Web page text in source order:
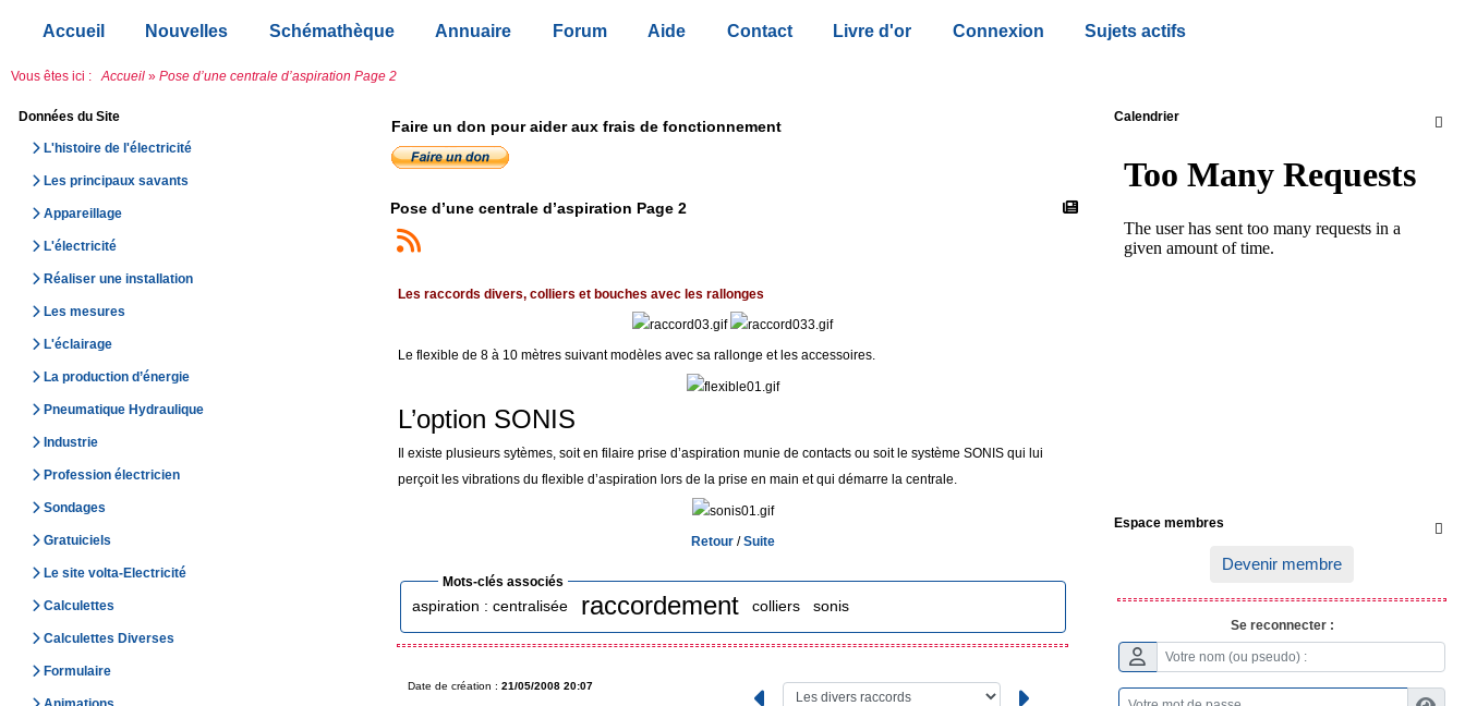
Accueil Nouvelles Schémathèque Annuaire Forum Aide Contact Livre d'or Connexion Sujets actifs
Vous êtes ici : Accueil » Pose d’une centrale d’aspiration Page 2
Données du Site
L'histoire de l'électricité
Les principaux savants
Appareillage
L'électricité
Réaliser une installation
Les mesures
L'éclairage
La production d’énergie
Pneumatique Hydraulique
Industrie
Profession électricien
Sondages
Gratuiciels
Le site volta-Electricité
Calculettes
Calculettes Diverses
Formulaire
Faire un don pour aider aux frais de fonctionnement
Pose d’une centrale d’aspiration Page 2
Les raccords divers, colliers et bouches avec les rallonges
Le flexible de 8 à 10 mètres suivant modèles avec sa rallonge et les accessoires.
L’option SONIS
Il existe plusieurs sytèmes, soit en filaire prise d’aspiration munie de contacts ou soit le système SONIS qui lui
perçoit les vibrations du flexible d’aspiration lors de la prise en main et qui démarre la centrale.
Retour/Suite
Mots-clés associés
aspiration : centralisée raccordement colliers sonis
Date de création : 21/05/2008 20:07

Calendrier

Espace membres
Devenir membre
Se reconnecter :